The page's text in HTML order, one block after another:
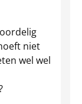
niet
wel wel